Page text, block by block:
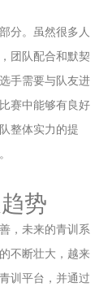
分。虽然很多人
团队配合和默契
手需要与队友进
赛中能够有良好
整体实力的提
势
，未来的青训系
不断壮大，越来
训平台，并通过